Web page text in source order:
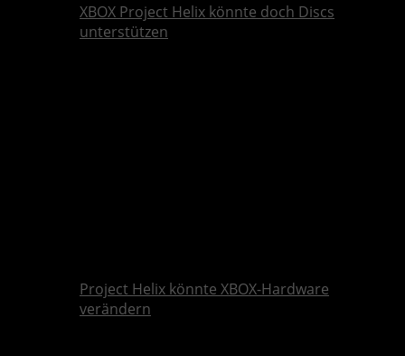
XBOX Project Helix könnte doch Discs
unterstützen
Project Helix könnte XBOX-Hardware
verändern